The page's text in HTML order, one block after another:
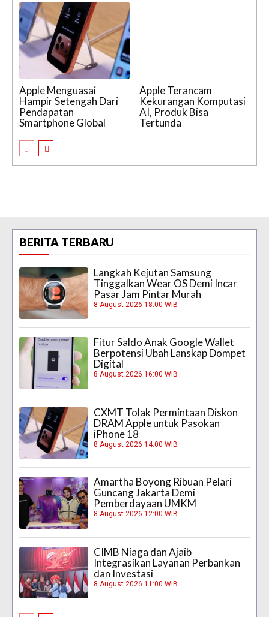
Apple Menguasai
Hampir Setengah Dari
Pendapatan
Smartphone Global
Apple Terancam
Kekurangan Komputasi
AI, Produk Bisa
Tertunda
BERITA TERBARU
Langkah Kejutan Samsung
Tinggalkan Wear OS Demi Incar
Pasar Jam Pintar Murah
8 August 2026 18:00 WIB
Fitur Saldo Anak Google Wallet
Berpotensi Ubah Lanskap Dompet
Digital
8 August 2026 16:00 WIB
CXMT Tolak Permintaan Diskon
DRAM Apple untuk Pasokan
iPhone 18
8 August 2026 14:00 WIB
Amartha Boyong Ribuan Pelari
Guncang Jakarta Demi
Pemberdayaan UMKM
8 August 2026 12:00 WIB
CIMB Niaga dan Ajaib
Integrasikan Layanan Perbankan
dan Investasi
8 August 2026 11:00 WIB